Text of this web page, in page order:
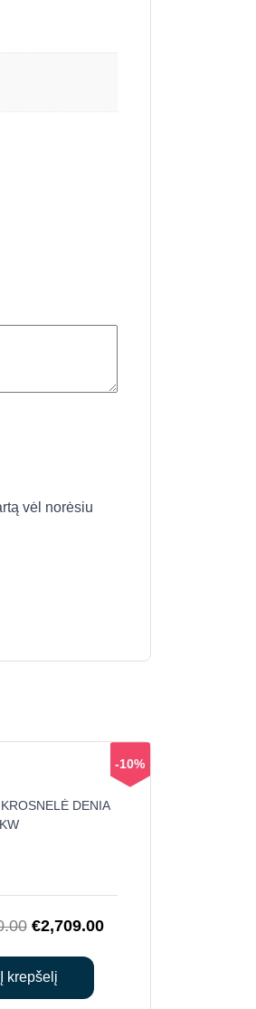
vėl norėsiu
-10%
DENIA
Original
was:
€3,010.00.
€2,709.00Current
Į krepšelį